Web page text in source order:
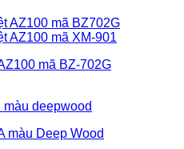
mã BZ-702G
màu Deep Wood